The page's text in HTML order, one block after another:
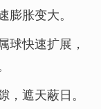
胀变大。
球快速扩展，
遮天蔽日。